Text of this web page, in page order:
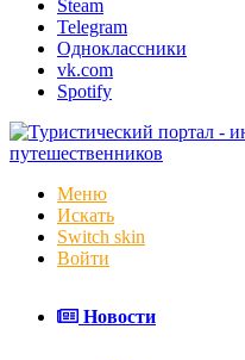
Steam
Telegram
Одноклассники
vk.com
Spotify
Меню
Искать
Switch skin
Войти
Новости